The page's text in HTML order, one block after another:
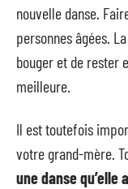
nouvelle danse.
personnes âgées.
bouger et de rester
meilleure.
Il est toutefois
votre grand-mère.
une danse qu’elle